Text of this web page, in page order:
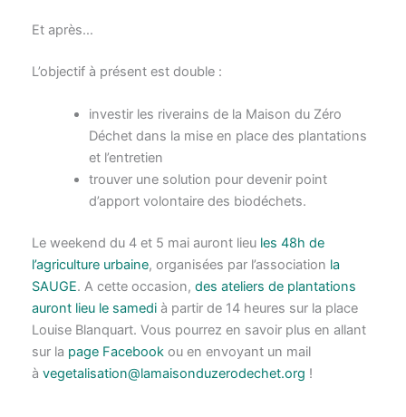
Et après…
L’objectif à présent est double :
investir les riverains de la Maison du Zéro
Déchet dans la mise en place des plantations
et l’entretien
trouver une solution pour devenir point
d’apport volontaire des biodéchets.
Le weekend du 4 et 5 mai auront lieu les 48h de
l’agriculture urbaine, organisées par l’association la
SAUGE. A cette occasion, des ateliers de plantations
auront lieu le samedià partir de 14 heures sur la place
Louise Blanquart. Vous pourrez en savoir plus en allant
sur la page Facebookou en envoyant un mail
à vegetalisation@lamaisonduzerodechet.org !